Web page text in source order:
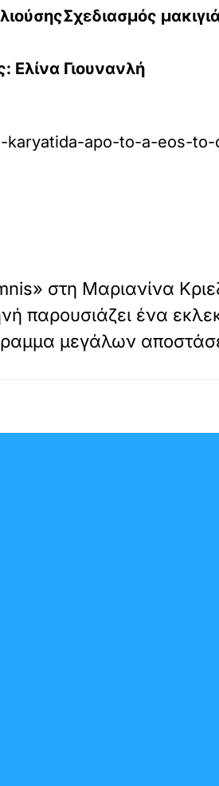
Ελίνα Γιουνανλή
karyatida-apo-to-a-eos-to-
στη Μαριανίνα
παρουσιάζει ένα
μεγάλων